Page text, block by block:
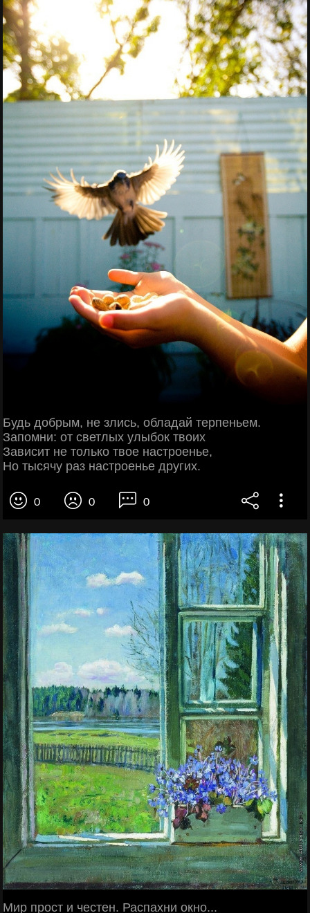
Будь добрым, не злись, обладай терпеньем.
Запомни: от светлых улыбок твоих
Зависит не только твое настроенье,
Но тысячу раз настроенье других.
0 0 0
Мир прост и честен. Распахни окно...